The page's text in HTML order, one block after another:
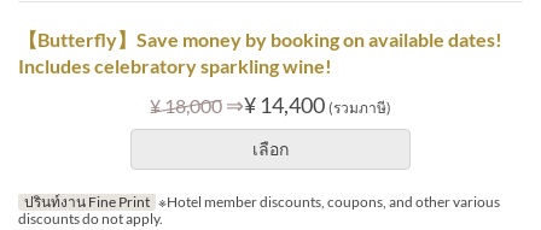
【Butterfly】Save money by booking on available dates!
Includes celebratory sparkling wine!
¥ 18,000 ⇒¥ 14,400 (รวมภาษี)
เลือก
ปรินท์งาน Fine Print ※Hotel member discounts, coupons, and other various
discounts do not apply.